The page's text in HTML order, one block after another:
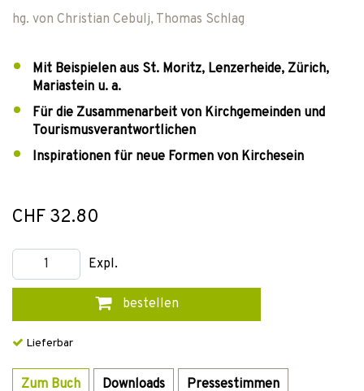
hg. von Christian Cebulj, Thomas Schlag
Mit Beispielen aus St. Moritz, Lenzerheide, Zürich,
Mariastein u. a.
Für die Zusammenarbeit von Kirchgemeinden und
Tourismusverantwortlichen
Inspirationen für neue Formen von Kirchesein
CHF 32.80
Expl.
bestellen
Lieferbar
Zum Buch Downloads Pressestimmen